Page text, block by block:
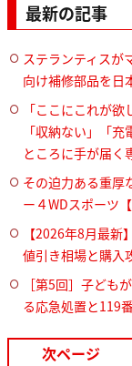
最新の記事
ステランティスが
向け補修部品を日
「ここにこれが
「収納ない」「
ところに手が届く
その迫力ある重厚
ー４WDスポーツ
【2026年8月最新
値引き相場と購入
［第5回］子ども
る応急処置と119
次ページ